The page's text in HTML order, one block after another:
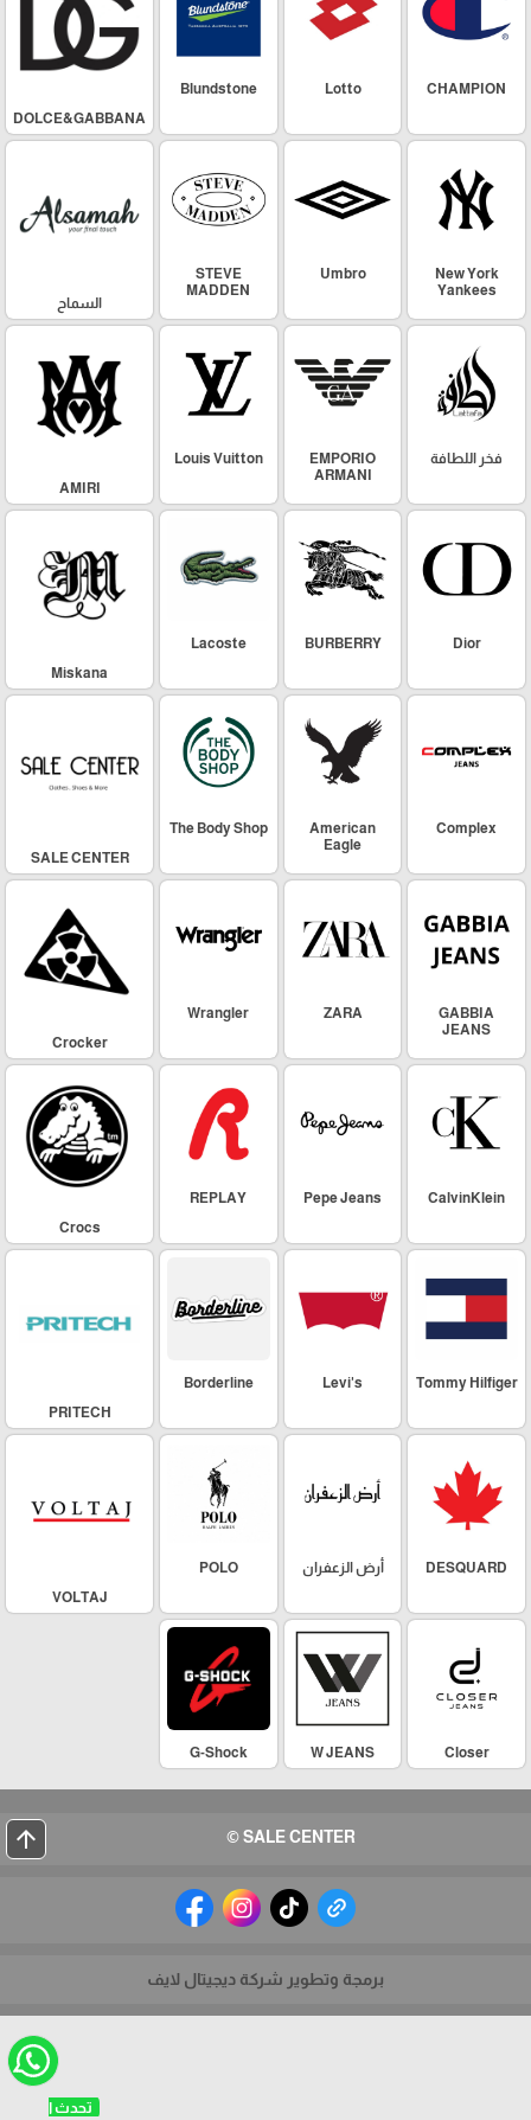
CHAMPION
Lotto
Blundstone
DOLCE&GABBANA
New York
Yankees
Umbro
STEVE
MADDEN
السماح
فخر اللطافة
EMPORIO
ARMANI
Louis Vuitton
AMIRI
Dior
BURBERRY
Lacoste
Miskana
Complex
American
Eagle
The Body Shop
SALE CENTER
GABBIA
JEANS
ZARA
Wrangler
Crocker
CalvinKlein
Pepe Jeans
REPLAY
Crocs
Tommy Hilfiger
Levi's
Borderline
PRITECH
DESQUARD أرض الزعفران
POLO
VOLTAJ
Closer
W JEANS
G-Shock
SALE CENTER ©
arrow_upward
برمجة وتطوير شركة ديجيتال لايف